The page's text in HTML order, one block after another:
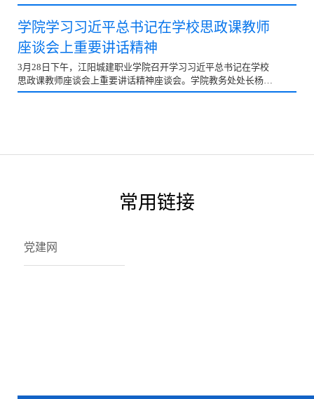
涨，气氛热烈。此次活动进一步提高了学院师生的环保意...
学院学习习近平总书记在学校思政课教师
座谈会上重要讲话精神
3月28日下午，江阳城建职业学院召开学习习近平总书记在学校
思政课教师座谈会上重要讲话精神座谈会。学院教务处处长杨
林、各教学部负责人及全体教师参加。 会上，与会教师现...
常用链接
党建网